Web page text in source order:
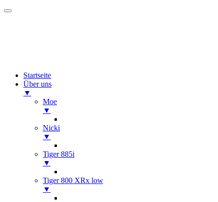
Startseite
Über uns
▼
Moe
▼
Nicki
▼
Tiger 885i
▼
Tiger 800 XRx low
▼